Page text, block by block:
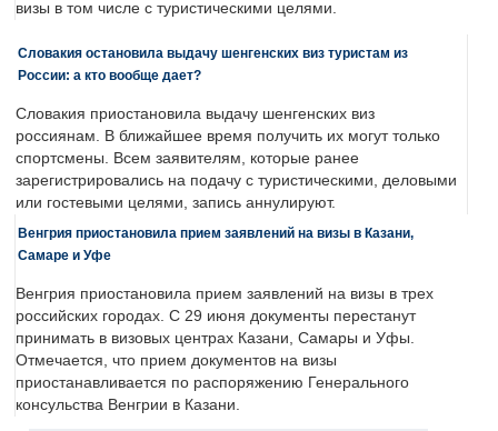
визы в том числе с туристическими целями.
Словакия остановила выдачу шенгенских виз туристам из
России: а кто вообще дает?
Словакия приостановила выдачу шенгенских виз
россиянам. В ближайшее время получить их могут только
спортсмены. Всем заявителям, которые ранее
зарегистрировались на подачу с туристическими, деловыми
или гостевыми целями, запись аннулируют.
Венгрия приостановила прием заявлений на визы в Казани,
Самаре и Уфе
Венгрия приостановила прием заявлений на визы в трех
российских городах. С 29 июня документы перестанут
принимать в визовых центрах Казани, Самары и Уфы.
Отмечается, что прием документов на визы
приостанавливается по распоряжению Генерального
консульства Венгрии в Казани.